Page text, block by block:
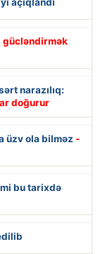
açıqlandı
gücləndirmək
narazılıq:
doğurur
üzv ola bilməz -
bu tarixdə